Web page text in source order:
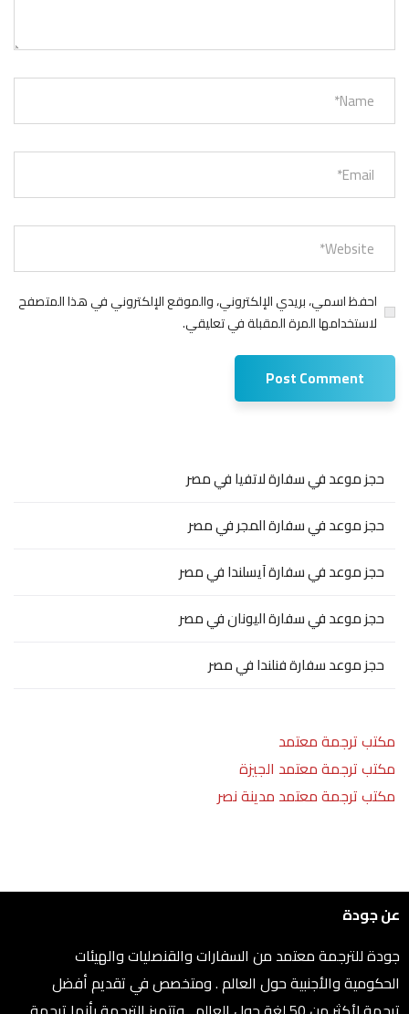
احفظ اسمي، بريدي الإلكتروني، والموقع الإلكتروني في هذا المتصفح
لاستخدامها المرة المقبلة في تعليقي.
حجز موعد في سفارة لاتفيا في مصر
حجز موعد في سفارة المجر في مصر
حجز موعد في سفارة آيسلندا في مصر
حجز موعد في سفارة اليونان في مصر
حجز موعد سفارة فنلندا في مصر
مكتب ترجمة معتمد
مكتب ترجمة معتمد الجيزة
مكتب ترجمة معتمد مدينة نصر
عن جودة
جودة للترجمة معتمد من السفارات والقنصليات والهيئات
الحكومية والأجنبية حول العالم . ومتخصص في تقديم أفضل